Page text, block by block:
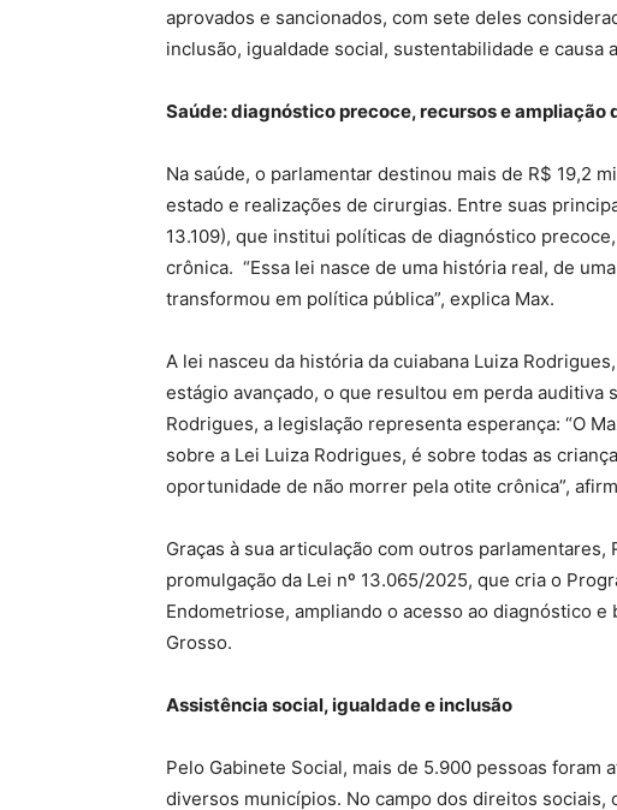
aprovados e sancionados, com sete deles
inclusão, igualdade social, sustentabilidade e causa
Saúde: diagnóstico precoce, recursos e ampliação
Na saúde, o parlamentar destinou mais de R$ 19,2
estado e realizações de cirurgias. Entre suas
13.109), que institui políticas de diagnóstico
crônica. “Essa lei nasce de uma história real, de
transformou em política pública”, explica Max.
A lei nasceu da história da cuiabana Luiza
estágio avançado, o que resultou em perda auditiva
Rodrigues, a legislação representa esperança: “O
sobre a Lei Luiza Rodrigues, é sobre todas as
oportunidade de não morrer pela otite crônica”,
Graças à sua articulação com outros
promulgação da Lei nº 13.065/2025, que cria o
Endometriose, ampliando o acesso ao diagnóstico
Grosso.
Assistência social, igualdade e inclusão
Pelo Gabinete Social, mais de 5.900 pessoas foram
diversos municípios. No campo dos direitos sociais,